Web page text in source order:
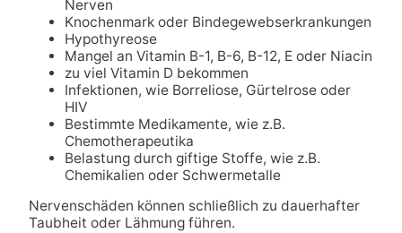
Nerven
Knochenmark oder Bindegewebserkrankungen
Hypothyreose
Mangel an Vitamin B-1, B-6, B-12, E oder Niacin
zu viel Vitamin D bekommen
Infektionen, wie Borreliose, Gürtelrose oder
HIV
Bestimmte Medikamente, wie z.B.
Chemotherapeutika
Belastung durch giftige Stoffe, wie z.B.
Chemikalien oder Schwermetalle
Nervenschäden können schließlich zu dauerhafter
Taubheit oder Lähmung führen.